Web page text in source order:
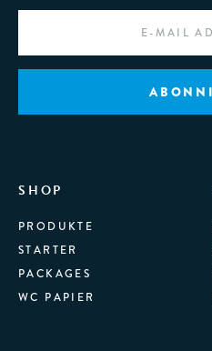
SHOP
PRODUKTE
STARTER
PACKAGES
WC PAPIER